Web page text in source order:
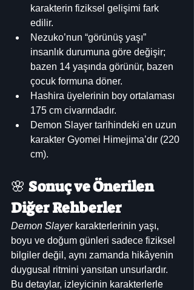
karakterin fiziksel gelişimi fark
edilir.
Nezuko’nun “görünüş yaşı”
insanlık durumuna göre değişir;
bazen 14 yaşında görünür, bazen
çocuk formuna döner.
Hashira üyelerinin boy ortalaması
175 cm civarındadır.
Demon Slayer tarihindeki en uzun
karakter Gyomei Himejima’dır (220
cm).
🌸 Sonuç ve Önerilen
Diğer Rehberler
Demon Slayer karakterlerinin yaşı,
boyu ve doğum günleri sadece fiziksel
bilgiler değil, aynı zamanda hikâyenin
duygusal ritmini yansıtan unsurlardır.
Bu detaylar, izleyicinin karakterlerle